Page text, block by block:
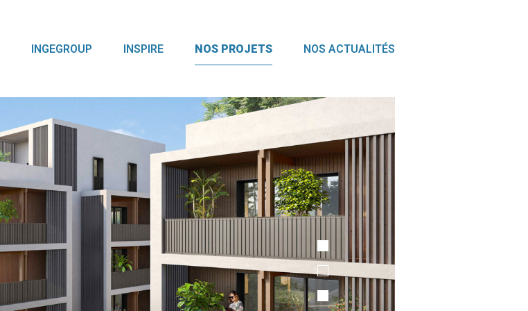
INGEGROUP INSPIRE NOS PROJETS NOS ACTUALITÉS